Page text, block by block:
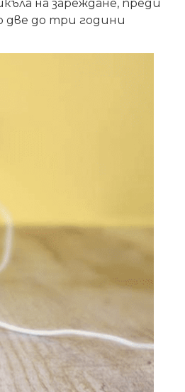
на зареждане, преди
две до три години